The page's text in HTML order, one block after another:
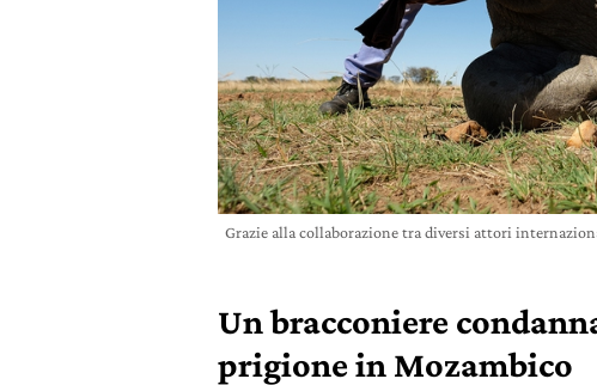
Grazie alla collaborazione tra diversi attori
Un bracconiere
prigione in Mozambico